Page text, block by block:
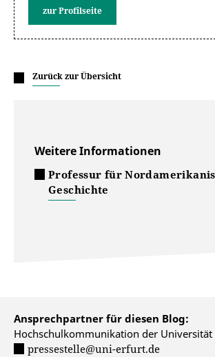
zur Profilseite
Zurück zur Übersicht
Weitere Informationen
Professur für
Geschichte
Ansprechpartner für diesen Blog:
Hochschulkommunikation der Universität
pressestelle@uni-erfurt.de